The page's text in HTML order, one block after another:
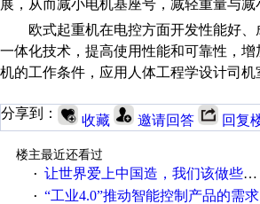
展，从而减小电机基座号，减轻重量与
欧式起重机在电控方面开发性能好
一体化技术，提高使用性能和可靠性，
机的工作条件，应用人体工程学设计司
分享到： 收藏 邀请回答 回复
楼主最近还看过
· 让世界爱上中国造，我们该做些什么
· “工业4.0”推动智能控制产品的需求